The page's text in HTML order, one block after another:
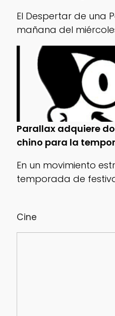
Cine
El Despertar de una
mañana del
Parallax adquiere
chino para la
En un movimiento
temporada de